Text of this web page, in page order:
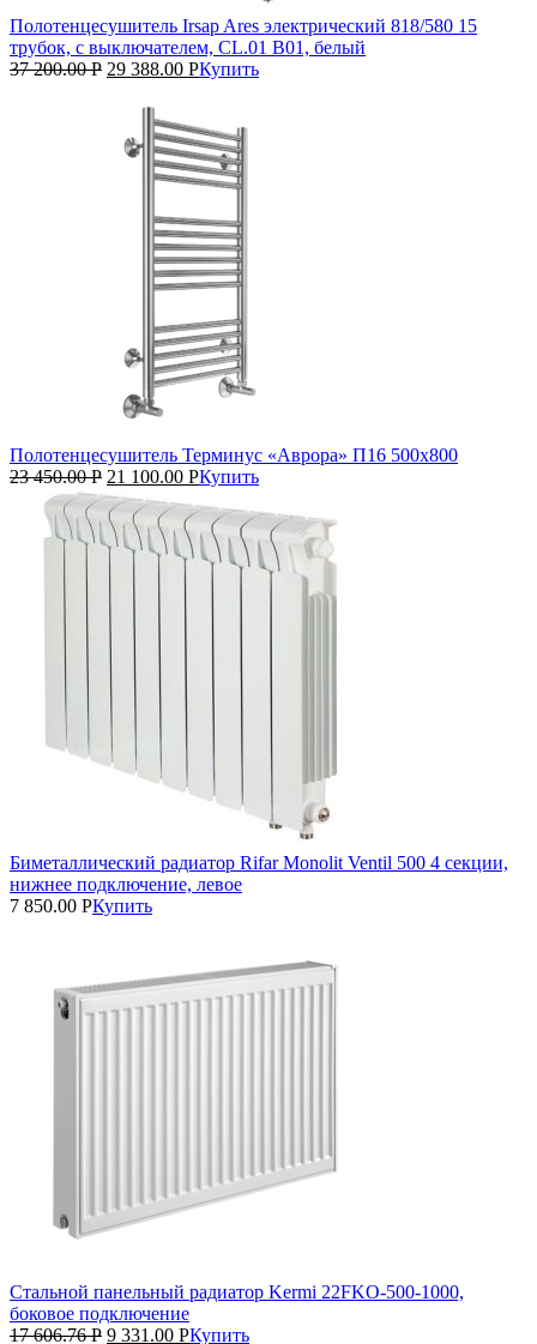
Полотенцесушитель Irsap Ares электрический 818/580 15
трубок, с выключателем, CL.01 B01, белый
37 200.00Р 29 388.00 РКупить
Полотенцесушитель Терминус «Аврора» П16 500х800
23 450.00Р 21 100.00 РКупить
Биметаллический радиатор Rifar Monolit Ventil 500 4 секции,
нижнее подключение, левое
7 850.00 РКупить
Стальной панельный радиатор Kermi 22FKO‑500‑1000,
боковое подключение
17 606.76Р 9 331.00 РКупить